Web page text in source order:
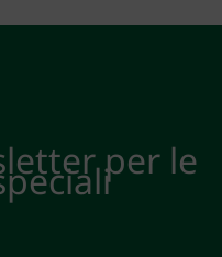
per le